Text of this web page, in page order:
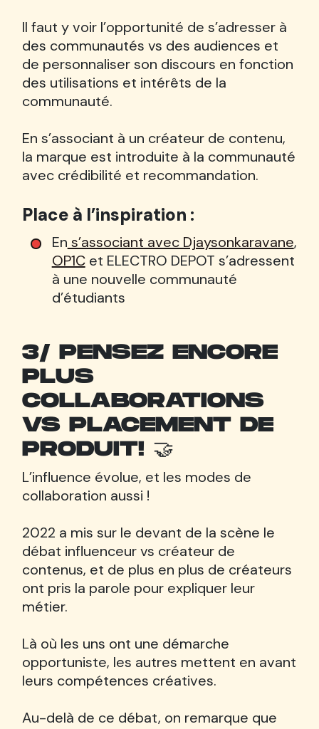
Il faut y voir l’opportunité de s’adresser à
des communautés vs des audiences et
de personnaliser son discours en fonction
des utilisations et intérêts de la
communauté.
En s’associant à un créateur de contenu,
la marque est introduite à la communauté
avec crédibilité et recommandation.
Place à l’inspiration :
En s’associant avec Djaysonkaravane,
OP1Cet ELECTRO DEPOT s’adressent
à une nouvelle communauté
d’étudiants
3/ PENSEZ ENCORE
PLUS
COLLABORATIONS
VS PLACEMENT DE
PRODUIT! 🤝
L’influence évolue, et les modes de
collaboration aussi !
2022 a mis sur le devant de la scène le
débat influenceur vs créateur de
contenus, et de plus en plus de créateurs
ont pris la parole pour expliquer leur
métier.
Là où les uns ont une démarche
opportuniste, les autres mettent en avant
leurs compétences créatives.
Au-delà de ce débat, on remarque que